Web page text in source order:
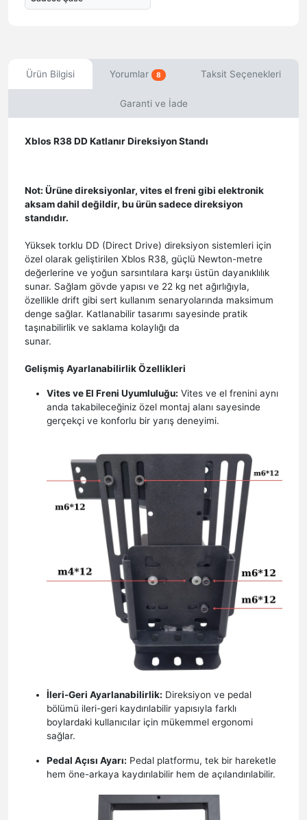
Ürün Bilgisi Yorumlar 8 Taksit Seçenekleri
Garanti ve İade
Xblos R38 DD Katlanır Direksiyon Standı
Not: Ürüne direksiyonlar, vites el freni gibi elektronik
aksam dahil değildir, bu ürün sadece direksiyon
standıdır.
Yüksek torklu DD (Direct Drive) direksiyon sistemleri için
özel olarak geliştirilen Xblos R38, güçlü Newton-metre
değerlerine ve yoğun sarsıntılara karşı üstün dayanıklılık
sunar. Sağlam gövde yapısı ve 22 kg net ağırlığıyla,
özellikle drift gibi sert kullanım senaryolarında maksimum
denge sağlar. Katlanabilir tasarımı sayesinde pratik
taşınabilirlik ve saklama kolaylığı da
sunar.
Gelişmiş Ayarlanabilirlik Özellikleri
Vites ve El Freni Uyumluluğu: Vites ve el frenini aynı
anda takabileceğiniz özel montaj alanı sayesinde
gerçekçi ve konforlu bir yarış deneyimi.
İleri-Geri Ayarlanabilirlik: Direksiyon ve pedal
bölümü ileri-geri kaydırılabilir yapısıyla farklı
boylardaki kullanıcılar için mükemmel ergonomi
sağlar.
Pedal Açısı Ayarı: Pedal platformu, tek bir hareketle
hem öne-arkaya kaydırılabilir hem de açılandırılabilir.